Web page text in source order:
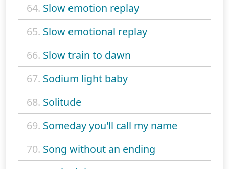
64. Slow emotion replay
65. Slow emotional replay
66. Slow train to dawn
67. Sodium light baby
68. Solitude
69. Someday you'll call my name
70. Song without an ending